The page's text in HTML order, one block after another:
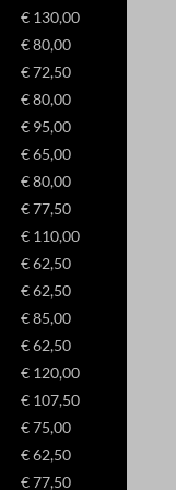
€ 130,00
€ 80,00
€ 72,50
€ 80,00
€ 95,00
€ 65,00
€ 80,00
€ 77,50
€ 110,00
€ 62,50
€ 62,50
€ 85,00
€ 62,50
€ 120,00
€ 107,50
€ 75,00
€ 62,50
€ 77,50